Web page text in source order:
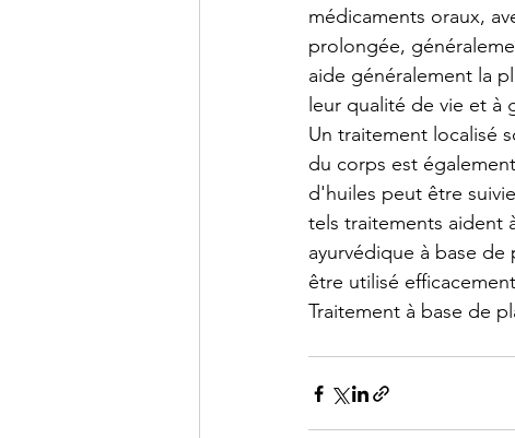
médicaments oraux,
prolongée,
aide généralement la
leur qualité de vie et à
Un traitement localisé
du corps est
d'huiles peut être
tels traitements aident
ayurvédique à base
être utilisé
Traitement à base de